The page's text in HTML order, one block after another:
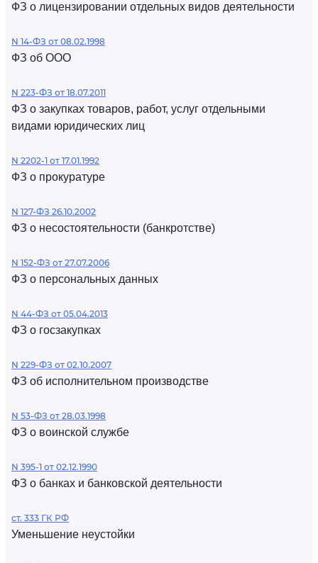
ФЗ о лицензировании отдельных видов деятельности
N 14-ФЗ от 08.02.1998
ФЗ об ООО
N 223-ФЗ от 18.07.2011
ФЗ о закупках товаров, работ, услуг отдельными
видами юридических лиц
N 2202-1 от 17.01.1992
ФЗ о прокуратуре
N 127-ФЗ 26.10.2002
ФЗ о несостоятельности (банкротстве)
N 152-ФЗ от 27.07.2006
ФЗ о персональных данных
N 44-ФЗ от 05.04.2013
ФЗ о госзакупках
N 229-ФЗ от 02.10.2007
ФЗ об исполнительном производстве
N 53-ФЗ от 28.03.1998
ФЗ о воинской службе
N 395-1 от 02.12.1990
ФЗ о банках и банковской деятельности
ст. 333 ГК РФ
Уменьшение неустойки